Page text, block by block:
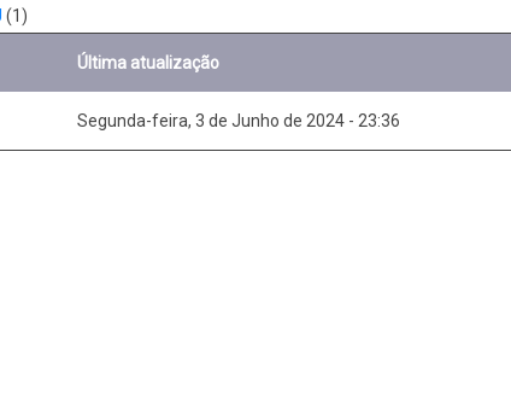
(1)
Última atualização
Segunda-feira, 3 de Junho de 2024 - 23:36